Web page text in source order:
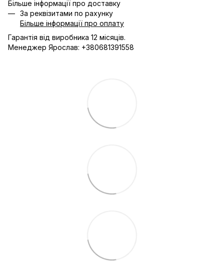
Більше інформації про доставку
За реквізитами по рахунку
Більше інформації про оплату
Гарантія від виробника 12 місяців.
Менеджер Ярослав: +380681391558